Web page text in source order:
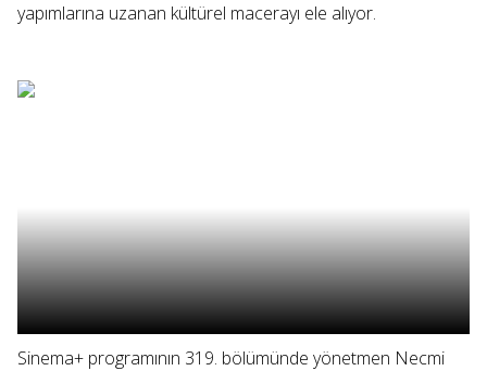
yapımlarına uzanan kültürel macerayı ele alıyor.
Sinema+ programının 319. bölümünde yönetmen Necmi